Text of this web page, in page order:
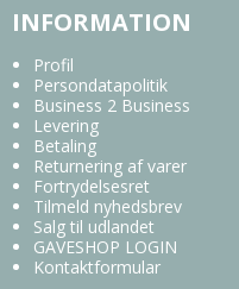
INFORMATION
Profil
Persondatapolitik
Business 2 Business
Levering
Betaling
Returnering af varer
Fortrydelsesret
Tilmeld nyhedsbrev
Salg til udlandet
GAVESHOP LOGIN
Kontaktformular